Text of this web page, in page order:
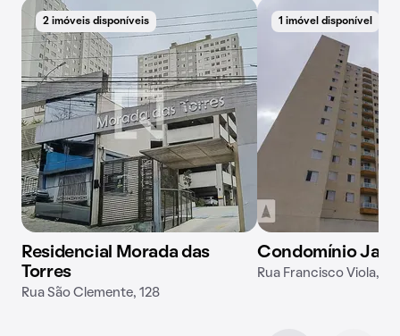
2 imóveis disponíveis
Residencial Morada das
Torres
Rua São Clemente, 128
1 imóvel disponível
Condomínio Jade
Rua Francisco Viola,